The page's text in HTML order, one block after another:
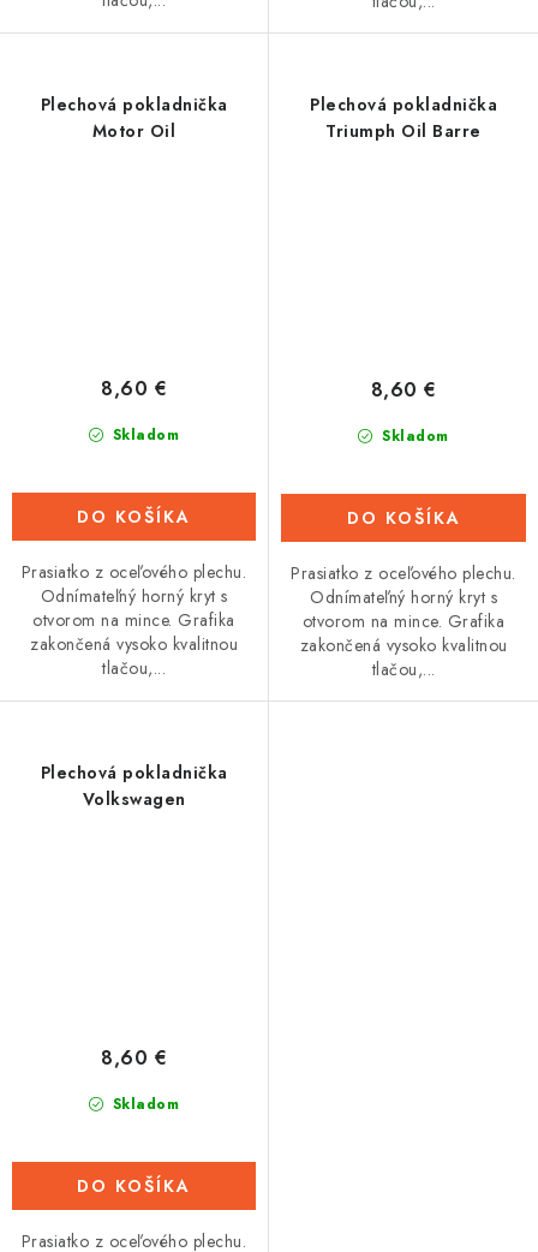
Plechová pokladnička
Motor Oil
Skladom
8,60 €
DO KOŠÍKA
Prasiatko z oceľového plechu.
Odnímateľný horný kryt s
otvorom na mince. Grafika
zakončená vysoko kvalitnou
tlačou,...
Plechová pokladnička
Triumph Oil Barre
Skladom
8,60 €
DO KOŠÍKA
Prasiatko z oceľového plechu.
Odnímateľný horný kryt s
otvorom na mince. Grafika
zakončená vysoko kvalitnou
tlačou,...
Plechová pokladnička
Volkswagen
Skladom
8,60 €
DO KOŠÍKA
Prasiatko z oceľového plechu.